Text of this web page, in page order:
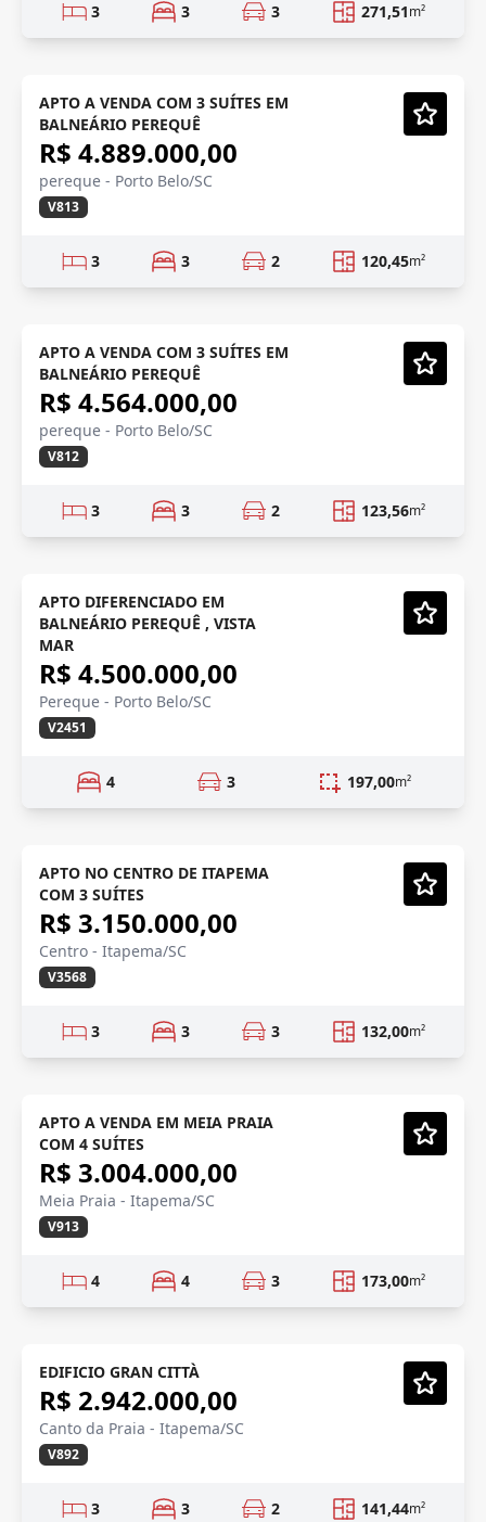
3 3 3 271,51m²
FRENTE MAR
Vídeo
Em Construção
APTO A VENDA COM 3 SUÍTES EM
BALNEÁRIO PEREQUÊ
R$ 4.889.000,00
pereque - Porto Belo/SC
V813
3 3 2 120,45m²
FRENTE MAR
Vídeo
Em Construção
APTO A VENDA COM 3 SUÍTES EM
BALNEÁRIO PEREQUÊ
R$ 4.564.000,00
pereque - Porto Belo/SC
V812
3 3 2 123,56m²
VISTA MAR
Vídeo
APTO DIFERENCIADO EM
BALNEÁRIO PEREQUÊ , VISTA
MAR
R$ 4.500.000,00
Pereque - Porto Belo/SC
V2451
4 3 197,00m²
NOVO
Vídeo
APTO NO CENTRO DE ITAPEMA
COM 3 SUÍTES
R$ 3.150.000,00
Centro - Itapema/SC
V3568
3 3 3 132,00m²
PRÉ LANÇAMENTO
Vídeo
Em Construção
APTO A VENDA EM MEIA PRAIA
COM 4 SUÍTES
R$ 3.004.000,00
Meia Praia - Itapema/SC
V913
4 4 3 173,00m²
LANÇAMENTO
Vídeo
Lançamento
EDIFICIO GRAN CITTÀ
R$ 2.942.000,00
Canto da Praia - Itapema/SC
V892
3 3 2 141,44m²